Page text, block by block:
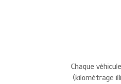
Chaque
(kilométrage